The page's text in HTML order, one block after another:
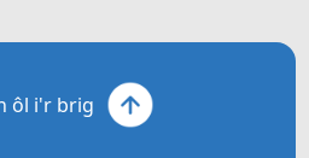
ôl i'r brig